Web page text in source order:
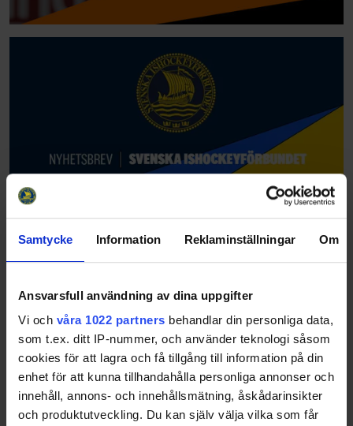
Samtycke Information Reklaminställningar Om
Ansvarsfull användning av dina uppgifter
Vi och våra 1022 partners behandlar din personliga data,
som t.ex. ditt IP-nummer, och använder teknologi såsom
cookies för att lagra och få tillgång till information på din
enhet för att kunna tillhandahålla personliga annonser och
innehåll, annons- och innehållsmätning, åskådarinsikter
och produktutveckling. Du kan själv välja vilka som får